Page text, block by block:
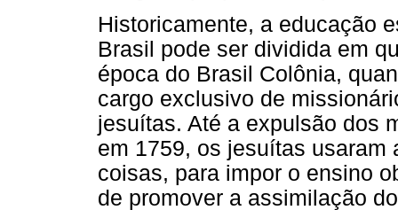
Historicamente, a educação
Brasil pode ser dividida em
época do Brasil Colônia,
cargo exclusivo de
jesuítas. Até a expulsão dos
em 1759, os jesuítas usaram
coisas, para impor o ensino
de promover a assimilação